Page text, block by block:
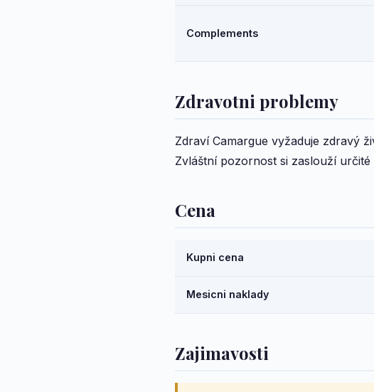
Complements
Zdravotni problemy
Zdraví Camargue vyžaduje zdravý
Zvláštní pozornost si zaslouží
Cena
Kupni cena
Mesicni naklady
Zajimavosti